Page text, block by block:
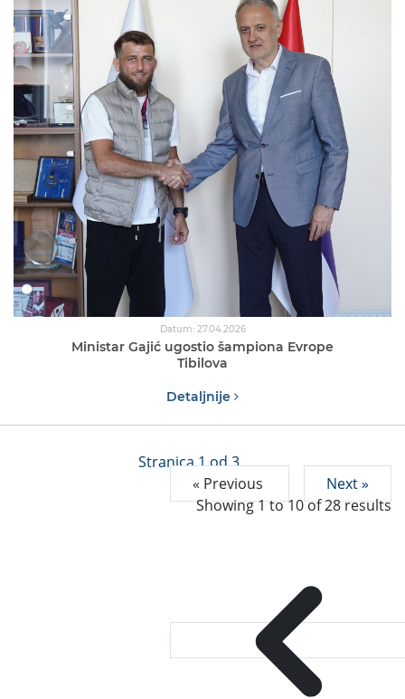
Datum: 27.04.2026
Ministar Gajić ugostio šampiona Evrope
Tibilova
Detaljnije
Stranica 1 od 3
« Previous
Next »
Showing1to10of28results